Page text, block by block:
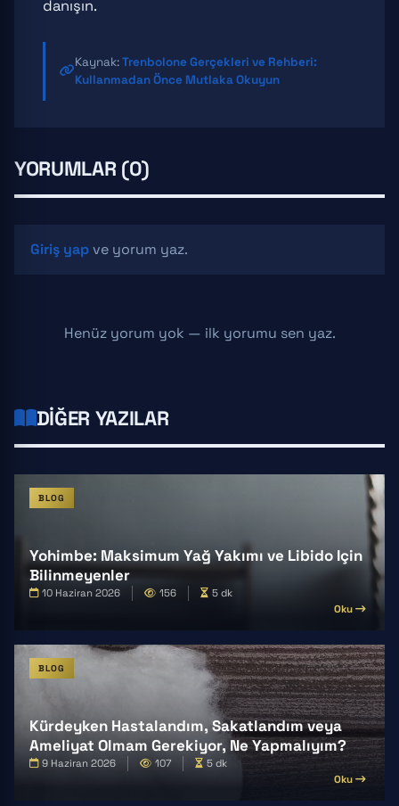
danışın.
Kaynak:Trenbolone Gerçekleri ve Rehberi:
Kullanmadan Önce Mutlaka Okuyun
YORUMLAR (0)
Giriş yapve yorum yaz.
Henüz yorum yok — ilk yorumu sen yaz.
DIĞER YAZILAR
BLOG
Yohimbe: Maksimum Yağ Yakımı ve Libido Için
Bilinmeyenler
10 Haziran 2026 156
5 dk
Oku
BLOG
Kürdeyken Hastalandım, Sakatlandım veya
Ameliyat Olmam Gerekiyor, Ne Yapmalıyım?
9 Haziran 2026 107
5 dk
Oku